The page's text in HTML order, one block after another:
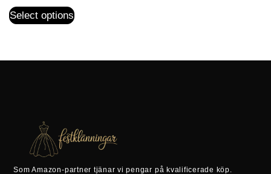
Select options
Som Amazon-partner tjänar vi pengar på kvalificerade köp.